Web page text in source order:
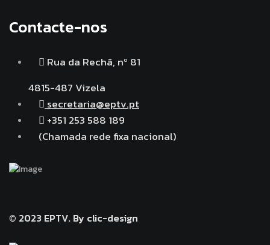
Contacte-nos
Rua da Rechã, nº 81
4815-487 Vizela
secretaria@eptv.pt
+351 253 588 189
(Chamada rede fixa nacional)
© 2023 EPTV. By clic-design